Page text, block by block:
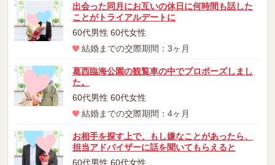
出会った同月にお互いの休日に何時間も話した
ことがトライアルデートに
60代男性 60代女性
結婚までの交際期間：3ヶ月
葛西臨海公園の観覧車の中でプロポーズしまし
た。
60代男性 60代女性
結婚までの交際期間：4ヶ月
お相手を探す上で、もし嫌なことがあったら、
担当アドバイザーに話を聞いてもらえると
60代男性 60代女性